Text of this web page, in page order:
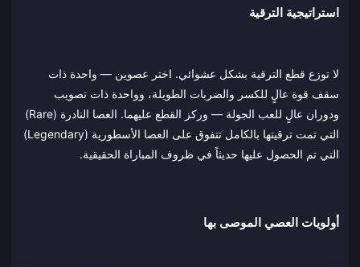
استراتيجية الترقية
لا توزع قطع الترقية بشكل عشوائي. اختر عصوين — واحدة ذات
سقف قوة عالٍ للكسر والضربات الطويلة، وواحدة ذات تصويب
ودوران عالٍ للعب الجولة — وركز القطع عليهما. العصا النادرة (Rare)
التي تمت ترقيتها بالكامل تتفوق على العصا الأسطورية (Legendary)
التي تم الحصول عليها حديثاً في ظروف المباراة الحقيقية.
أولويات العصي الموصى بها